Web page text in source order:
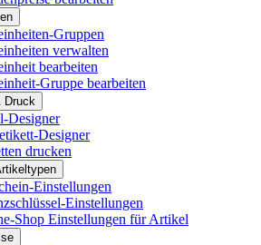
Gruppen
verwalten
bearbeiten
Gruppe bearbeiten
Druck
Designer
Designer
drucken
Einstellungen
Einstellungen
Shop Einstellungen für Artikel